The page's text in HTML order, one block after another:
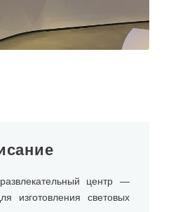
центр —
изготовления световых